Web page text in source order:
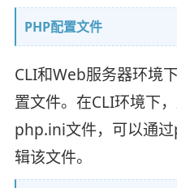
PHP配置文件
CLI和Web服务器环境
置文件。在CLI环境下
php.ini文件，可以通
辑该文件。